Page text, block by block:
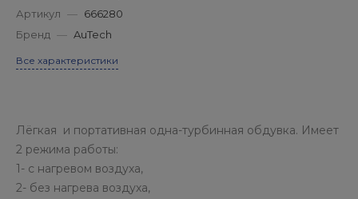
Артикул — 666280
Бренд — AuTech
Все характеристики
Лёгкая и портативная одна-турбинная обдувка. Имеет
2 режима работы:
1- с нагревом воздуха,
2- без нагрева воздуха,